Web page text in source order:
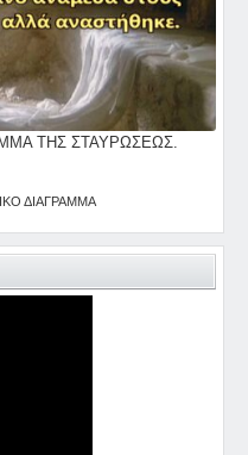
ΤΗΣ ΣΤΑΥΡΩΣΕΩΣ.
ΔΙΑΓΡΑΜΜΑ